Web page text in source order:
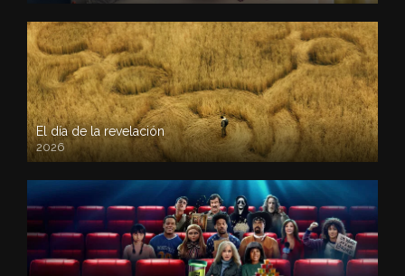
El día de la revelación
2026